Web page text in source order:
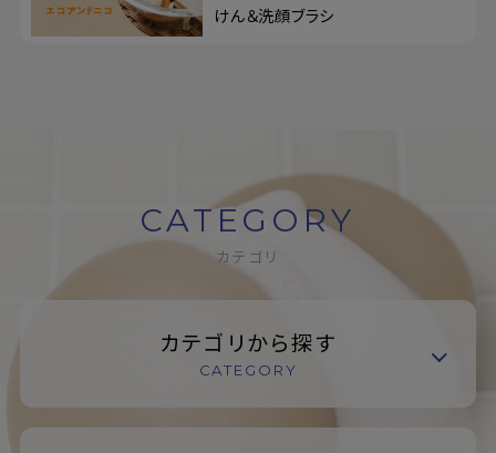
けん＆洗顔ブラシ
CATEGORY
カテゴリ
カテゴリから探す
CATEGORY